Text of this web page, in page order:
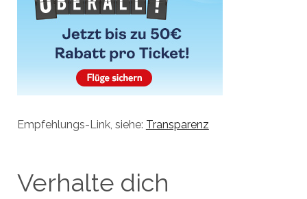
Empfehlungs-Link, siehe: Transparenz
Verhalte dich